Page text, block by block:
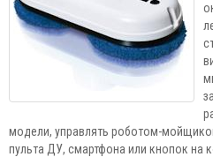
модели, управлять роботом-
пульта ДУ, смартфона или кнопок на